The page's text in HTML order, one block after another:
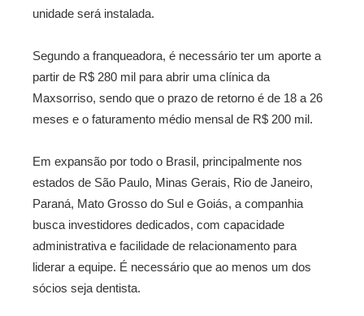
unidade será instalada.
Segundo a franqueadora, é necessário ter um aporte a
partir de R$ 280 mil para abrir uma clínica da
Maxsorriso, sendo que o prazo de retorno é de 18 a 26
meses e o faturamento médio mensal de R$ 200 mil.
Em expansão por todo o Brasil, principalmente nos
estados de São Paulo, Minas Gerais, Rio de Janeiro,
Paraná, Mato Grosso do Sul e Goiás, a companhia
busca investidores dedicados, com capacidade
administrativa e facilidade de relacionamento para
liderar a equipe. É necessário que ao menos um dos
sócios seja dentista.